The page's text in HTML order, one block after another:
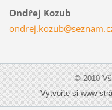
Ondřej Kozub
ondrej.kozub@sez
© 2010
Vytvořte si www